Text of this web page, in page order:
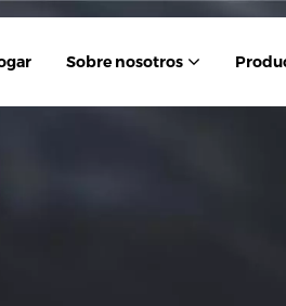
Sobre nosotros